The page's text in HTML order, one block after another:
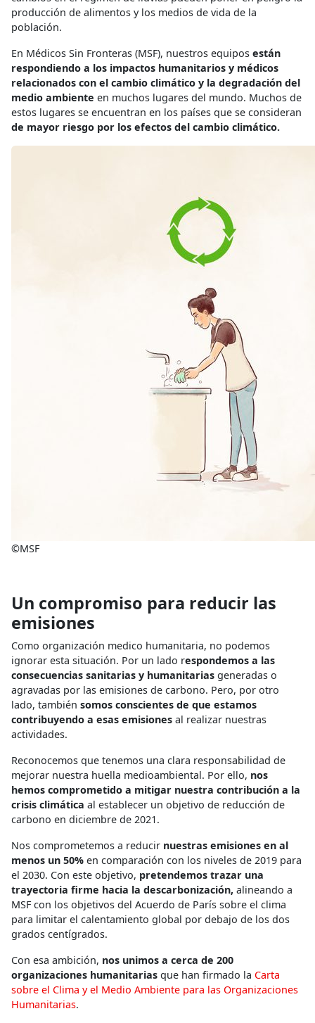
producción de alimentos y los medios de vida de la
población.
En Médicos Sin Fronteras (MSF), nuestros equipos están
respondiendo a los impactos humanitarios y médicos
relacionados con el cambio climático y la degradación del
medio ambiente en muchos lugares del mundo. Muchos de
estos lugares se encuentran en los países que se consideran
de mayor riesgo por los efectos del cambio climático.
©MSF
Un compromiso para reducir las
emisiones
Como organización medico humanitaria, no podemos
ignorar esta situación. Por un lado respondemos a las
consecuencias sanitarias y humanitarias generadas o
agravadas por las emisiones de carbono. Pero, por otro
lado, también somos conscientes de que estamos
contribuyendo a esas emisiones al realizar nuestras
actividades.
Reconocemos que tenemos una clara responsabilidad de
mejorar nuestra huella medioambiental. Por ello, nos
hemos comprometido a mitigar nuestra contribución a la
crisis climática al establecer un objetivo de reducción de
carbono en diciembre de 2021.
Nos comprometemos a reducir nuestras emisiones en al
menos un 50% en comparación con los niveles de 2019 para
el 2030. Con este objetivo, pretendemos trazar una
trayectoria firme hacia la descarbonización, alineando a
MSF con los objetivos del Acuerdo de París sobre el clima
para limitar el calentamiento global por debajo de los dos
grados centígrados.
Con esa ambición, nos unimos a cerca de 200
organizaciones humanitarias que han firmado la Carta
sobre el Clima y el Medio Ambiente para las Organizaciones
Humanitarias.